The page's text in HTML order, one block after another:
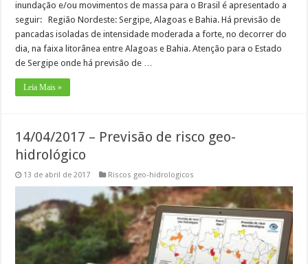
inundação e/ou movimentos de massa para o Brasil é apresentado a
seguir: Região Nordeste: Sergipe, Alagoas e Bahia. Há previsão de
pancadas isoladas de intensidade moderada a forte, no decorrer do
dia, na faixa litorânea entre Alagoas e Bahia. Atenção para o Estado
de Sergipe onde há previsão de …
Leia Mais »
14/04/2017 – Previsão de risco geo-
hidrológico
13 de abril de 2017 Riscos geo-hidrologicos